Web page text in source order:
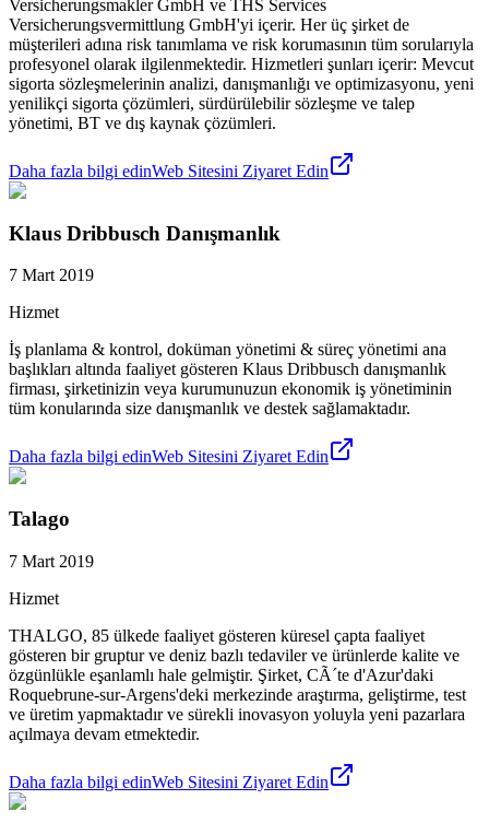
Versicherungsmakler GmbH ve THS Services
Versicherungsvermittlung GmbH'yi içerir. Her üç şirket de
müşterileri adına risk tanımlama ve risk korumasının tüm sorularıyla
profesyonel olarak ilgilenmektedir. Hizmetleri şunları içerir: Mevcut
sigorta sözleşmelerinin analizi, danışmanlığı ve optimizasyonu, yeni
yenilikçi sigorta çözümleri, sürdürülebilir sözleşme ve talep
yönetimi, BT ve dış kaynak çözümleri.
Daha fazla bilgi edinWeb Sitesini Ziyaret Edin
Klaus Dribbusch Danışmanlık
7 Mart 2019
Hizmet
İş planlama & kontrol, doküman yönetimi & süreç yönetimi ana
başlıkları altında faaliyet gösteren Klaus Dribbusch danışmanlık
firması, şirketinizin veya kurumunuzun ekonomik iş yönetiminin
tüm konularında size danışmanlık ve destek sağlamaktadır.
Daha fazla bilgi edinWeb Sitesini Ziyaret Edin
Talago
7 Mart 2019
Hizmet
THALGO, 85 ülkede faaliyet gösteren küresel çapta faaliyet
gösteren bir gruptur ve deniz bazlı tedaviler ve ürünlerde kalite ve
özgünlükle eşanlamlı hale gelmiştir. Şirket, CÃ´te d'Azur'daki
Roquebrune-sur-Argens'deki merkezinde araştırma, geliştirme, test
ve üretim yapmaktadır ve sürekli inovasyon yoluyla yeni pazarlara
açılmaya devam etmektedir.
Daha fazla bilgi edinWeb Sitesini Ziyaret Edin